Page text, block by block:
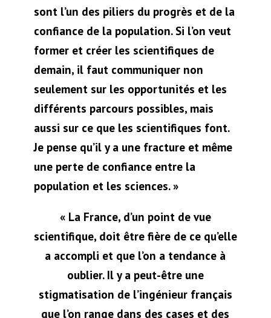
sont l’un des piliers du progrès et de la
confiance de la population. Si l’on veut
former et créer les scientifiques de
demain, il faut communiquer non
seulement sur les opportunités et les
différents parcours possibles, mais
aussi sur ce que les scientifiques font.
Je pense qu’il y a une fracture et même
une perte de confiance entre la
population et les sciences. »
« La France, d’un point de vue
scientifique, doit être fière de ce qu’elle
a accompli et que l’on a tendance à
oublier. Il y a peut-être une
stigmatisation de l’ingénieur français
que l’on range dans des cases et des